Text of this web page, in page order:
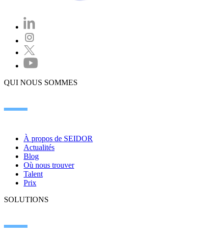
QUI NOUS SOMMES
À propos de SEIDOR
Actualités
Blog
Où nous trouver
Talent
Prix
SOLUTIONS